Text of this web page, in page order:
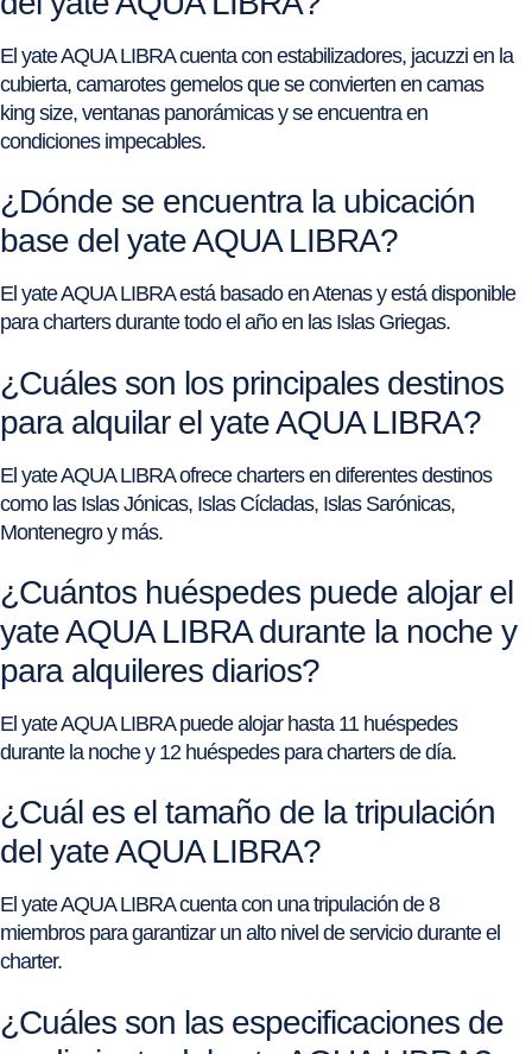
El yate AQUA LIBRA cuenta con estabilizadores, jacuzzi en la
cubierta, camarotes gemelos que se convierten en camas
king size, ventanas panorámicas y se encuentra en
condiciones impecables.
¿Dónde se encuentra la ubicación
base del yate AQUA LIBRA?
El yate AQUA LIBRA está basado en Atenas y está disponible
para charters durante todo el año en las Islas Griegas.
¿Cuáles son los principales destinos
para alquilar el yate AQUA LIBRA?
El yate AQUA LIBRA ofrece charters en diferentes destinos
como las Islas Jónicas, Islas Cícladas, Islas Sarónicas,
Montenegro y más.
¿Cuántos huéspedes puede alojar el
yate AQUA LIBRA durante la noche y
para alquileres diarios?
El yate AQUA LIBRA puede alojar hasta 11 huéspedes
durante la noche y 12 huéspedes para charters de día.
¿Cuál es el tamaño de la tripulación
del yate AQUA LIBRA?
El yate AQUA LIBRA cuenta con una tripulación de 8
miembros para garantizar un alto nivel de servicio durante el
charter.
¿Cuáles son las especificaciones de